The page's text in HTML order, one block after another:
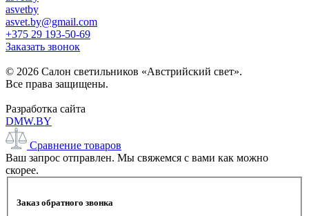
asvetby
asvet.by@gmail.com
+375 29 193-50-69
Заказать звонок
© 2026 Салон светильников «Австрийский свет».
Все права защищены.
Разработка сайта
DMW.BY
Сравнение товаров
Ваш запрос отправлен. Мы свяжемся с вами как можно
скорее.
Заказ обратного звонка